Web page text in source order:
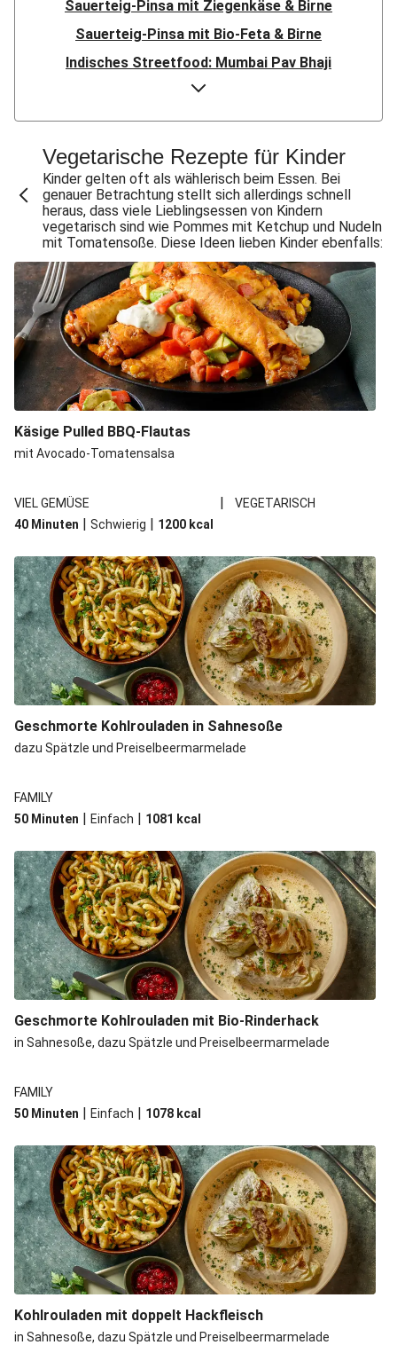
Sauerteig-Pinsa mit Ziegenkäse & Birne
Sauerteig-Pinsa mit Bio-Feta & Birne
Indisches Streetfood: Mumbai Pav Bhaji
Flauipauis Zucchini-Puffer mit Hexkräutern
Nord-Indischer Palak Paneer in spicy Spinatcurry
Bowl & doppelt veganen Sweet-Chili-Filetstücken
Doppelte vegane Beyond Meat Frikadelle
Buttrige Filetstücke mit Kormapaste
Spinat-Brezenknödel mit Rahmschwammerln
Perlencouscous-Minestrone mit Kichererbsen
Chana Masala mit Kichererbsen und Babyspinat
Scharfe Linsensuppe mit Bio-Feta und veganen
Filetstücken
Scharfe Marokkanische Linsensuppe mit Bio-Feta
Vegane Beyond Meat Frikadelle mit Zwiebelsoße
Spätzle in Camembert-Creme-Soße
Bio-Halloumi auf Bohnenstampf
Marokkanischer Kichererbsen-Eintopf mit extra Bio-
Feta
Marokkanischer Kichererbsen-Gemüseeintopf
Vegetarische Rezepte für Kinder
Kinder gelten oft als wählerisch beim Essen. Bei
genauer Betrachtung stellt sich allerdings schnell
heraus, dass viele Lieblingsessen von Kindern
vegetarisch sind wie Pommes mit Ketchup und Nudeln
mit Tomatensoße. Diese Ideen lieben Kinder ebenfalls:
Käsige Pulled BBQ-Flautas
mit Avocado-Tomatensalsa
VIEL GEMÜSE |
VEGETARISCH
40 Minuten | Schwierig | 1200 kcal
Geschmorte Kohlrouladen in Sahnesoße
dazu Spätzle und Preiselbeermarmelade
FAMILY
50 Minuten | Einfach | 1081 kcal
Geschmorte Kohlrouladen mit Bio-Rinderhack
in Sahnesoße, dazu Spätzle und Preiselbeermarmelade
FAMILY
50 Minuten | Einfach | 1078 kcal
Kohlrouladen mit doppelt Hackfleisch
in Sahnesoße, dazu Spätzle und Preiselbeermarmelade